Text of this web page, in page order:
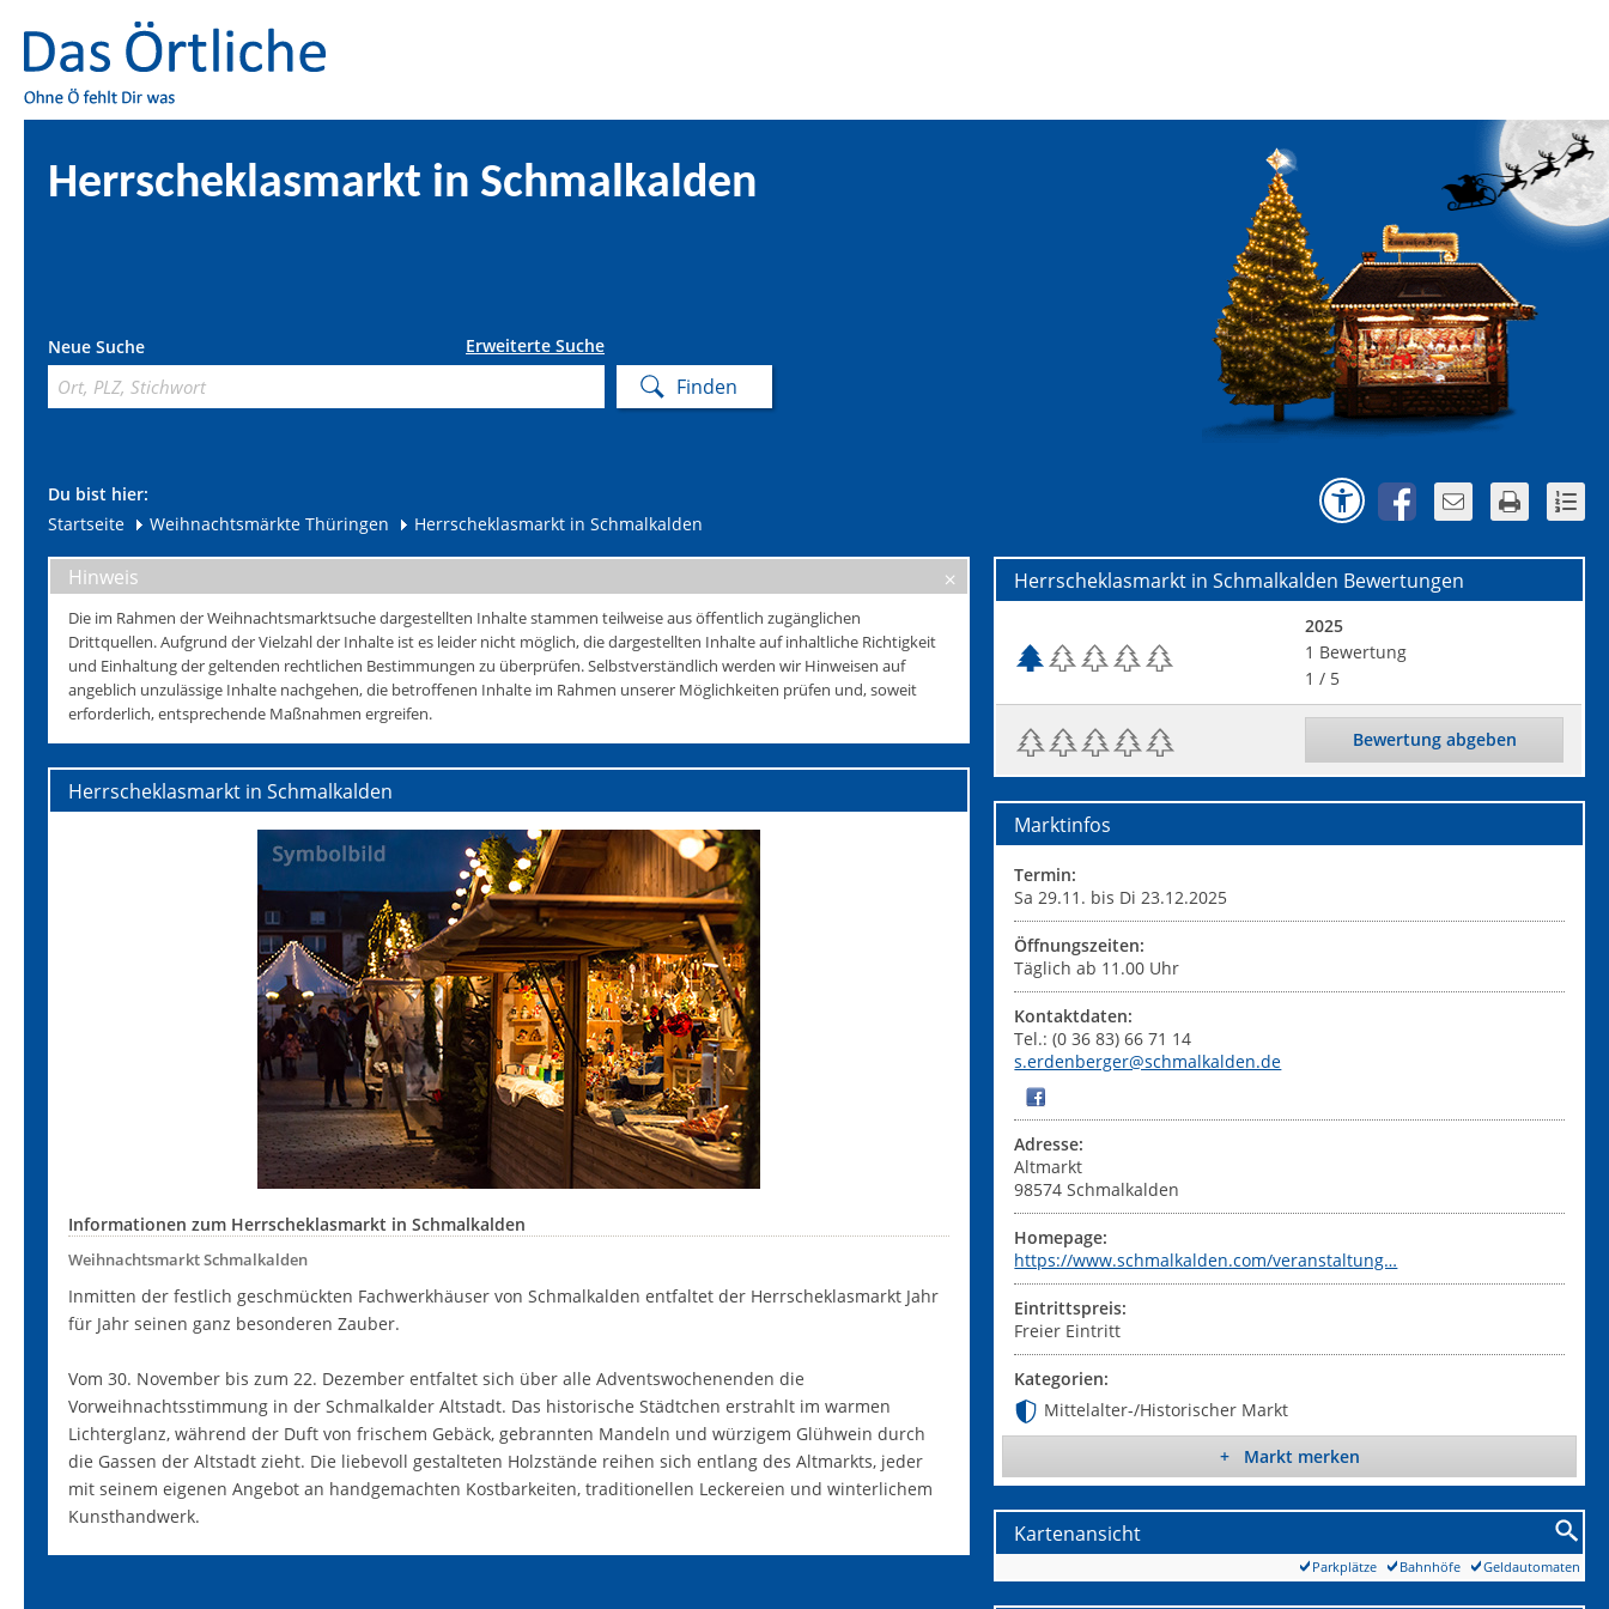
Herrscheklasmarkt in Schmalkalden
Neue Suche Erweiterte Suche
Du bist hier:
Startseite
Weihnachtsmärkte Thüringen Herrscheklasmarkt in Schmalkalden
Hinweis
Die im Rahmen der Weihnachtsmarktsuche dargestellten Inhalte stammen teilweise aus öffentlich zugänglichen
Drittquellen. Aufgrund der Vielzahl der Inhalte ist es leider nicht möglich, die dargestellten Inhalte auf inhaltliche Richtigkeit
und Einhaltung der geltenden rechtlichen Bestimmungen zu überprüfen. Selbstverständlich werden wir Hinweisen auf
angeblich unzulässige Inhalte nachgehen, die betroffenen Inhalte im Rahmen unserer Möglichkeiten prüfen und, soweit
erforderlich, entsprechende Maßnahmen ergreifen.
Herrscheklasmarkt in Schmalkalden
Informationen zum Herrscheklasmarkt in Schmalkalden
Weihnachtsmarkt Schmalkalden
Inmitten der festlich geschmückten Fachwerkhäuser von Schmalkalden entfaltet der Herrscheklasmarkt Jahr
für Jahr seinen ganz besonderen Zauber.
Vom 30. November bis zum 22. Dezember entfaltet sich über alle Adventswochenenden die
Vorweihnachtsstimmung in der Schmalkalder Altstadt. Das historische Städtchen erstrahlt im warmen
Lichterglanz, während der Duft von frischem Gebäck, gebrannten Mandeln und würzigem Glühwein durch
die Gassen der Altstadt zieht. Die liebevoll gestalteten Holzstände reihen sich entlang des Altmarkts, jeder
mit seinem eigenen Angebot an handgemachten Kostbarkeiten, traditionellen Leckereien und winterlichem
Kunsthandwerk.
Herrscheklasmarkt in Schmalkalden Bewertungen
2025
1 Bewertung
1 / 5
Bewertung abgeben
Marktinfos
Termin:
Sa 29.11. bis Di 23.12.2025
Öffnungszeiten:
Täglich ab 11.00 Uhr
Kontaktdaten:
Tel.: (0 36 83) 66 71 14
s.erdenberger@schmalkalden.de
Adresse:
Altmarkt
98574 Schmalkalden
Homepage:
https://www.schmalkalden.com/veranstaltung…
Eintrittspreis:
Freier Eintritt
Kategorien:
Mittelalter-/Historischer Markt
+ Markt merken
Kartenansicht
Geldautomaten
Bahnhöfe
Parkplätze